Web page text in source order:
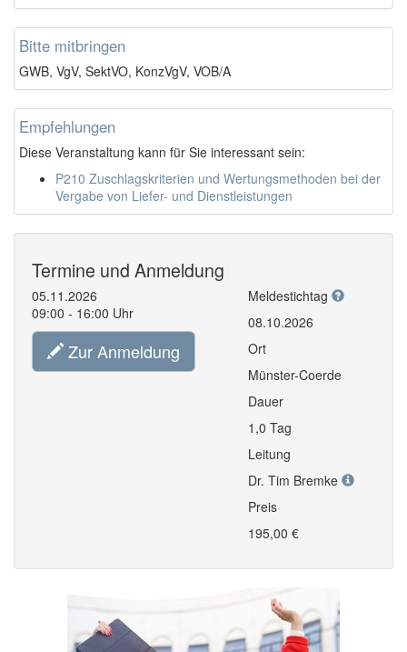
Bitte mitbringen
GWB, VgV, SektVO, KonzVgV, VOB/A
Empfehlungen
Diese Veranstaltung kann für Sie interessant sein:
P210 Zuschlagskriterien und Wertungsmethoden bei der
Vergabe von Liefer- und Dienstleistungen
Termine und Anmeldung
05.11.2026
09:00 - 16:00 Uhr
Zur Anmeldung
Meldestichtag
08.10.2026
Ort
Münster-Coerde
Dauer
1,0 Tag
Leitung
Dr. Tim Bremke
Preis
195,00 €